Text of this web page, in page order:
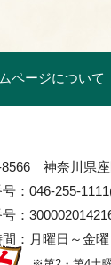
ページについて
8566 神奈川県
号：046-255-
：
間：月曜日～金